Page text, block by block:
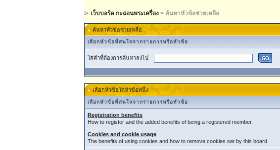
เว็บบอร์ด กะฉ่อนพระเครื่อง > ค้นหาหัวข้อช่วยเหลือ
ค้นหาหัวข้อช่วยเหลือ
เลือกหัวข้อที่สนใจจากรายการหรือหัวข้อ
ใส่คำที่ต้องการค้นหาลงไป
เลือกหัวข้อใดหัวข้อหนึ่ง
เลือกหัวข้อที่สนใจจากรายการหรือหัวข้อ
Registration benefits
How to register and the added benefits of being a registered member.
Cookies and cookie usage
The benefits of using cookies and how to remove cookies set by this board.